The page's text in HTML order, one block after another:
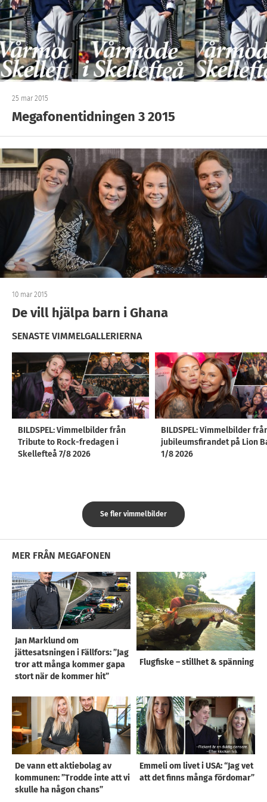
25 mar 2015
Megafonentidningen 3 2015
10 mar 2015
De vill hjälpa barn i Ghana
SENASTE VIMMELGALLERIERNA
BILDSPEL: Vimmelbilder från
Tribute to Rock-fredagen i
Skellefteå 7/8 2026
BILDSPEL: Vimmelbilder
jubileumsfirandet på Lion
1/8 2026
Se fler vimmelbilder
MER FRÅN MEGAFONEN
Jan Marklund om
jättesatsningen i Fällfors: ”Jag
tror att många kommer gapa
stort när de kommer hit”
Flugfiske – stillhet & spänning
De vann ett aktiebolag av
kommunen: ”Trodde inte att vi
skulle ha någon chans”
Emmeli om livet i USA: “Jag vet
att det finns många fördomar”